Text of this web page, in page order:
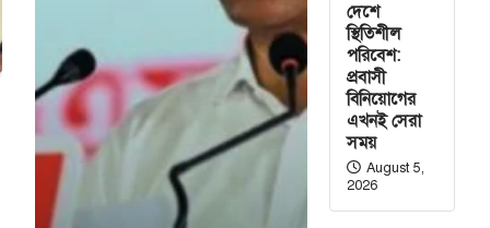
দেশে
স্থিতিশীল
পরিবেশ:
প্রবাসী
বিনিয়োগের
এখনই সেরা
সময়
August 5,
2026